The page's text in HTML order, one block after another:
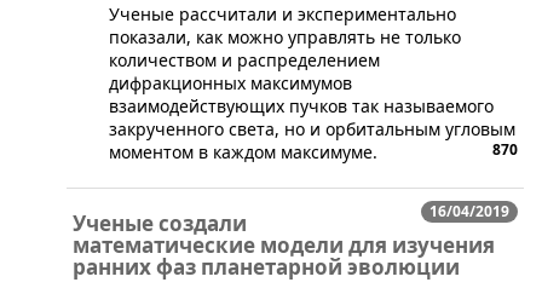
​Ученые рассчитали и экспериментально
показали, как можно управлять не только
количеством и распределением
дифракционных максимумов
взаимодействующих пучков так называемого
закрученного света, но и орбитальным угловым
моментом в каждом максимуме.
870
16/04/2019
Ученые создали
математические модели для изучения
ранних фаз планетарной эволюции